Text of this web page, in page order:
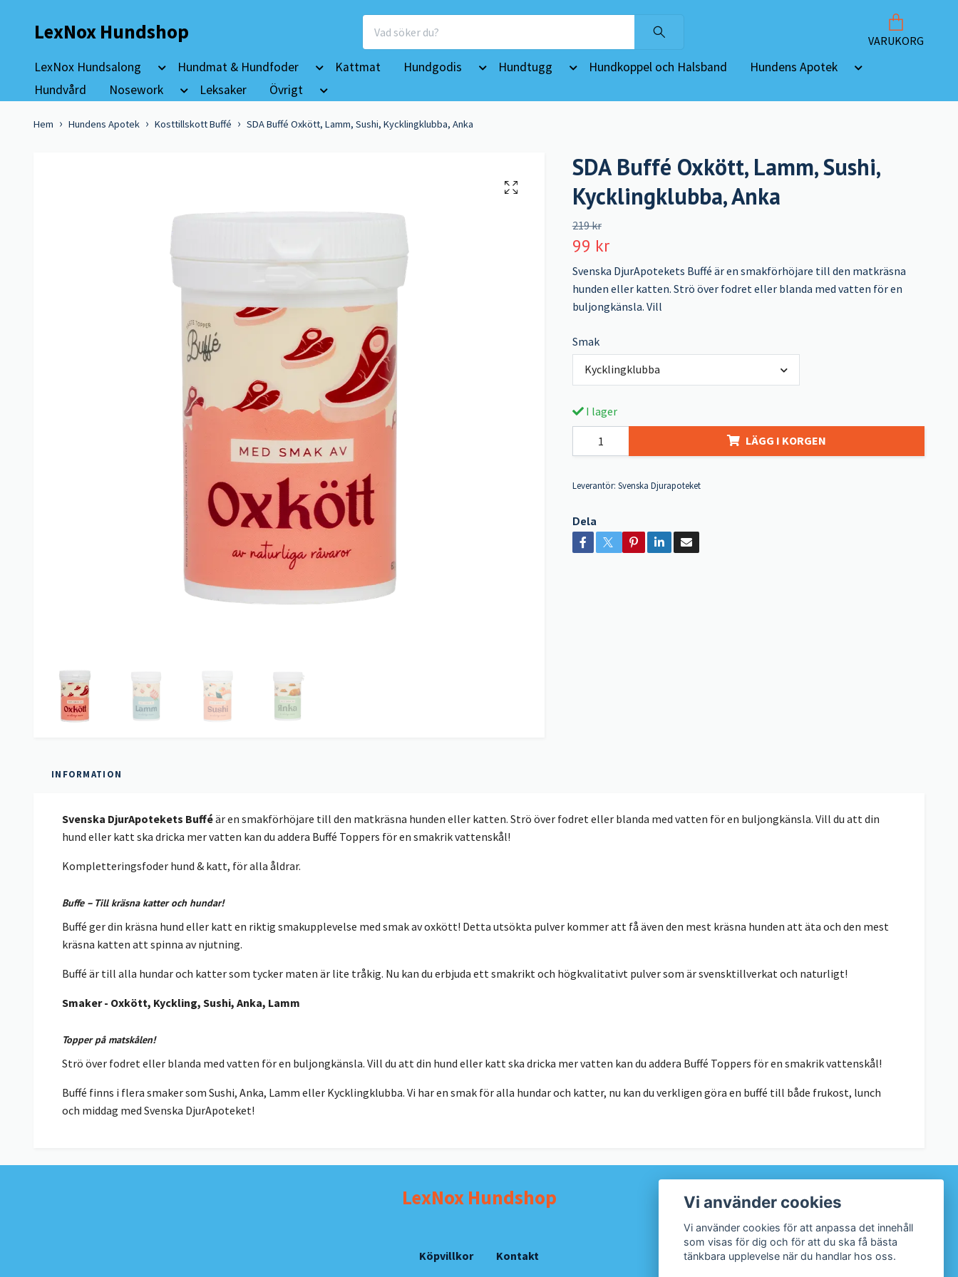
LexNox Hundshop VARUKORG
LexNox Hundsalong Hundmat & Hundfoder Kattmat Hundgodis Hundtugg Hundkoppel och Halsband
Hundens Apotek
Hundvård
Nosework Leksaker Övrigt
Hem Hundens Apotek Kosttillskott Buffé SDA Buffé Oxkött, Lamm, Sushi, Kycklingklubba, Anka
SDA Buffé Oxkött, Lamm, Sushi,
Kycklingklubba, Anka
219 kr
99 kr
Svenska DjurApotekets Buffé är en smakförhöjare till den matkräsna
hunden eller katten. Strö över fodret eller blanda med vatten för en
buljongkänsla. Vill
Smak
Kycklingklubba
I lager
LÄGG I KORGEN
Leverantör: Svenska Djurapoteket
Dela
INFORMATION
Svenska DjurApotekets Bufféär en smakförhöjare till den matkräsna hunden eller katten. Strö över fodret eller blanda med vatten för en buljongkänsla. Vill du att din
hund eller katt ska dricka mer vatten kan du addera Buffé Toppers för en smakrik vattenskål!
Kompletteringsfoder hund & katt, för alla åldrar.
Buffe – Till kräsna katter och hundar!
Buffé ger din kräsna hund eller katt en riktig smakupplevelse med smak av oxkött! Detta utsökta pulver kommer att få även den mest kräsna hunden att äta och den mest
kräsna katten att spinna av njutning.
Buffé är till alla hundar och katter som tycker maten är lite tråkig. Nu kan du erbjuda ett smakrikt och högkvalitativt pulver som är svensktillverkat och naturligt!
Smaker - Oxkött, Kyckling, Sushi, Anka, Lamm
Topper på matskålen!
Strö över fodret eller blanda med vatten för en buljongkänsla. Vill du att din hund eller katt ska dricka mer vatten kan du addera Buffé Toppers för en smakrik vattenskål!
Buffé finns i flera smaker som Sushi, Anka, Lamm eller Kycklingklubba. Vi har en smak för alla hundar och katter, nu kan du verkligen göra en buffé till både frukost, lunch
och middag med Svenska DjurApoteket!
LexNox Hundshop
Köpvillkor Kontakt
Vi använder cookies
Vi använder cookies för att anpassa det innehåll
som visas för dig och för att du ska få bästa
tänkbara upplevelse när du handlar hos oss.